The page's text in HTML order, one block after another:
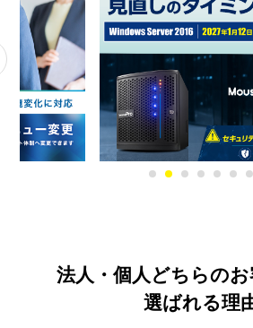
法人・個人どちらの
選ばれる理